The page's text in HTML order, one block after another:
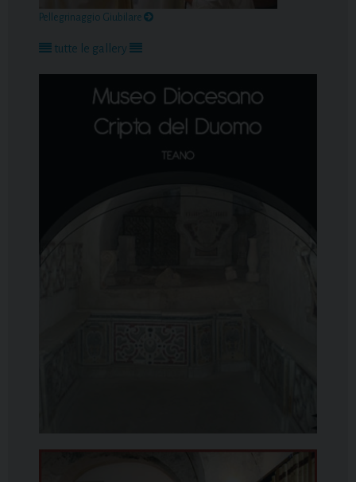
Pellegrinaggio Giubilare
tutte le gallery